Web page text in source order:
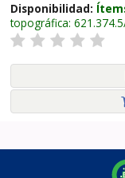
Disponibilidad:
topográfica: